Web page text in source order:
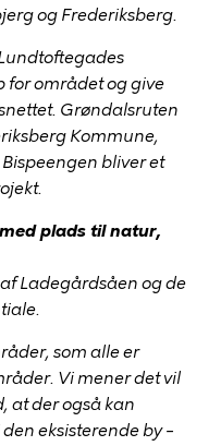
og Frederiksberg.
for området og give
Grøndalsruten
Kommune,
bliver et
plads til natur,
Ladegårdsåen og de
som alle er
Vi mener det vil
at der også kan
eksisterende by –